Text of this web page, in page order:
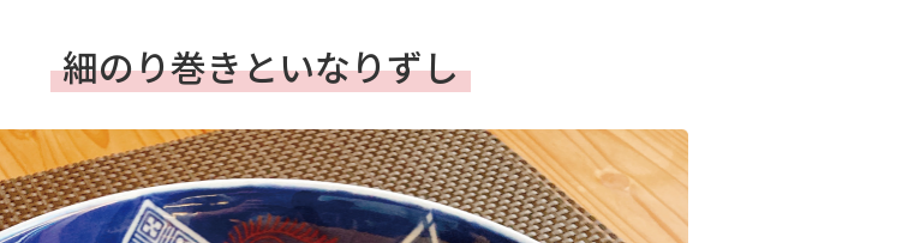
細のり巻きといなりずし